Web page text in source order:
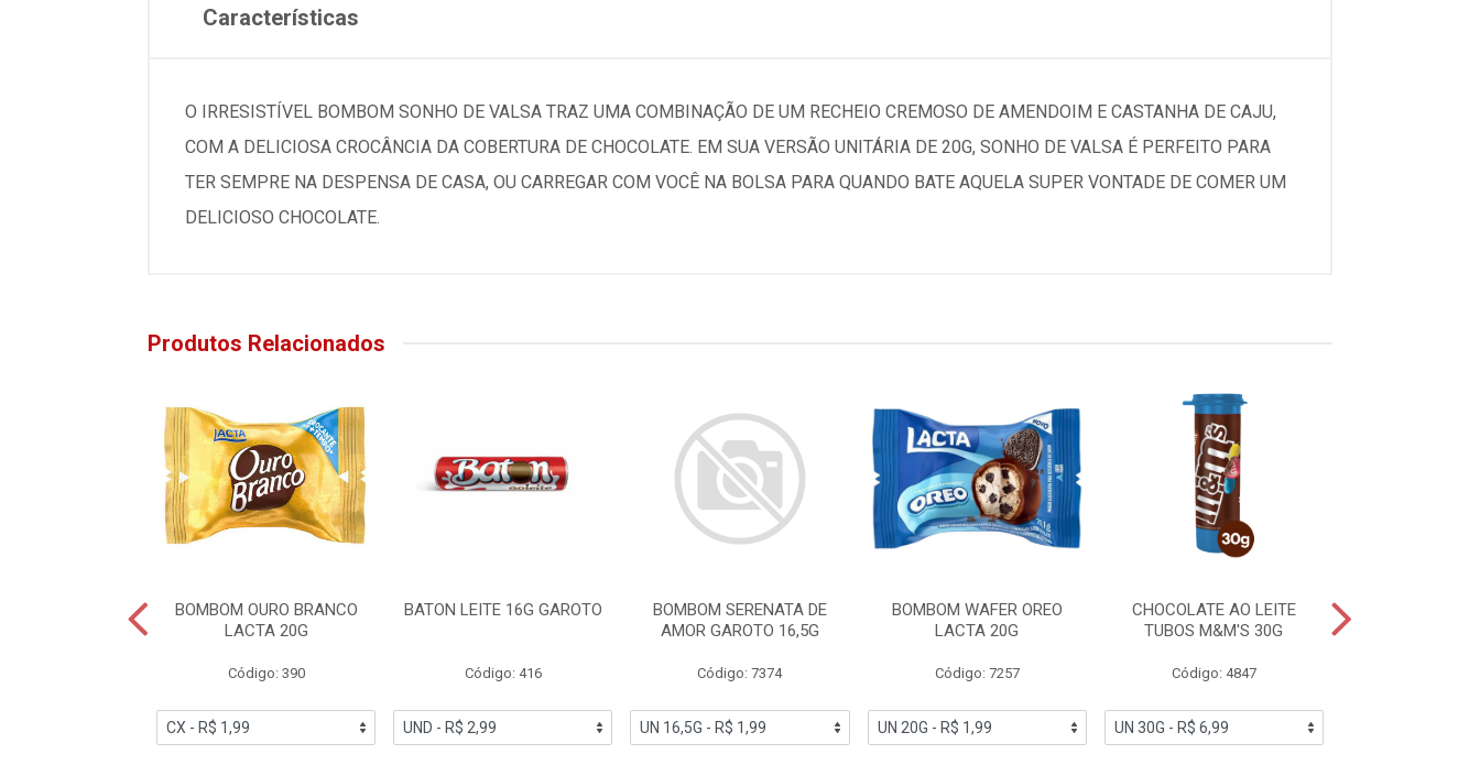
Características
O IRRESISTÍVEL BOMBOM SONHO DE VALSA TRAZ UMA COMBINAÇÃO DE UM RECHEIO CREMOSO DE AMENDOIM E CASTANHA DE CAJU,
COM A DELICIOSA CROCÂNCIA DA COBERTURA DE CHOCOLATE. EM SUA VERSÃO UNITÁRIA DE 20G, SONHO DE VALSA É PERFEITO PARA
TER SEMPRE NA DESPENSA DE CASA, OU CARREGAR COM VOCÊ NA BOLSA PARA QUANDO BATE AQUELA SUPER VONTADE DE COMER UM
DELICIOSO CHOCOLATE.
Produtos Relacionados
BOMBOM OURO BRANCO
LACTA 20G
Código: 390
BATON LEITE 16G GAROTO
Código: 416
BOMBOM SERENATA DE
AMOR GAROTO 16,5G
Código: 7374
BOMBOM WAFER OREO
LACTA 20G
Código: 7257
CHOCOLATE AO LEITE
TUBOS M&M'S 30G
Código: 4847